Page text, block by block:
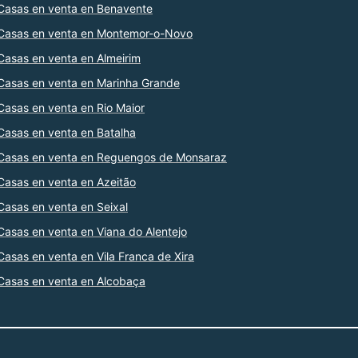
en venta en Benavente
en venta en Montemor-o-Novo
en venta en Almeirim
en venta en Marinha Grande
en venta en Rio Maior
en venta en Batalha
en venta en Reguengos de Monsaraz
en venta en Azeitão
en venta en Seixal
en venta en Viana do Alentejo
en venta en Vila Franca de Xira
en venta en Alcobaça